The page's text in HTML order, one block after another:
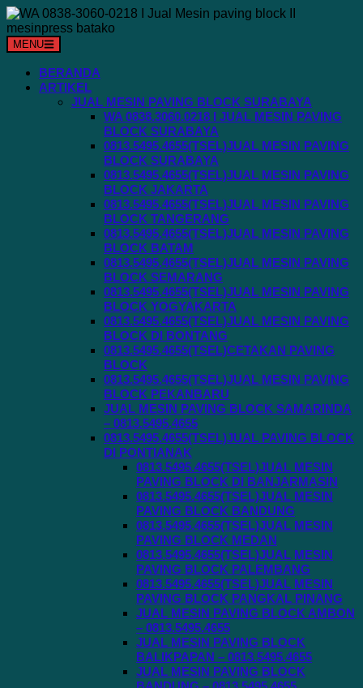
Langsung
ke
konten
MENU
BERANDA
ARTIKEL
JUAL MESIN PAVING BLOCK SURABAYA
WA 0838.3060.0218 I JUAL MESIN PAVING
BLOCK SURABAYA
0813.5495.4655(TSEL)JUAL MESIN PAVING
BLOCK SURABAYA
0813.5495.4655(TSEL)JUAL MESIN PAVING
BLOCK JAKARTA
0813.5495.4655(TSEL)JUAL MESIN PAVING
BLOCK TANGERANG
0813.5495.4655(TSEL)JUAL MESIN PAVING
BLOCK BATAM
0813.5495.4655(TSEL)JUAL MESIN PAVING
BLOCK SEMARANG
0813.5495.4655(TSEL)JUAL MESIN PAVING
BLOCK YOGYAKARTA
0813.5495.4655(TSEL)JUAL MESIN PAVING
BLOCK DI BONTANG
0813.5495.4655(TSEL)CETAKAN PAVING
BLOCK
0813.5495.4655(TSEL)JUAL MESIN PAVING
BLOCK PEKANBARU
JUAL MESIN PAVING BLOCK SAMARINDA
– 0813.5495.4655
0813.5495.4655(TSEL)JUAL PAVING BLOCK
DI PONTIANAK
0813.5495.4655(TSEL)JUAL MESIN
PAVING BLOCK DI BANJARMASIN
0813.5495.4655(TSEL)JUAL MESIN
PAVING BLOCK BANDUNG
0813.5495.4655(TSEL)JUAL MESIN
PAVING BLOCK MEDAN
0813.5495.4655(TSEL)JUAL MESIN
PAVING BLOCK PALEMBANG
0813.5495.4655(TSEL)JUAL MESIN
PAVING BLOCK PANGKAL PINANG
JUAL MESIN PAVING BLOCK AMBON
– 0813.5495.4655
JUAL MESIN PAVING BLOCK
BALIKPAPAN – 0813.5495.4655
JUAL MESIN PAVING BLOCK